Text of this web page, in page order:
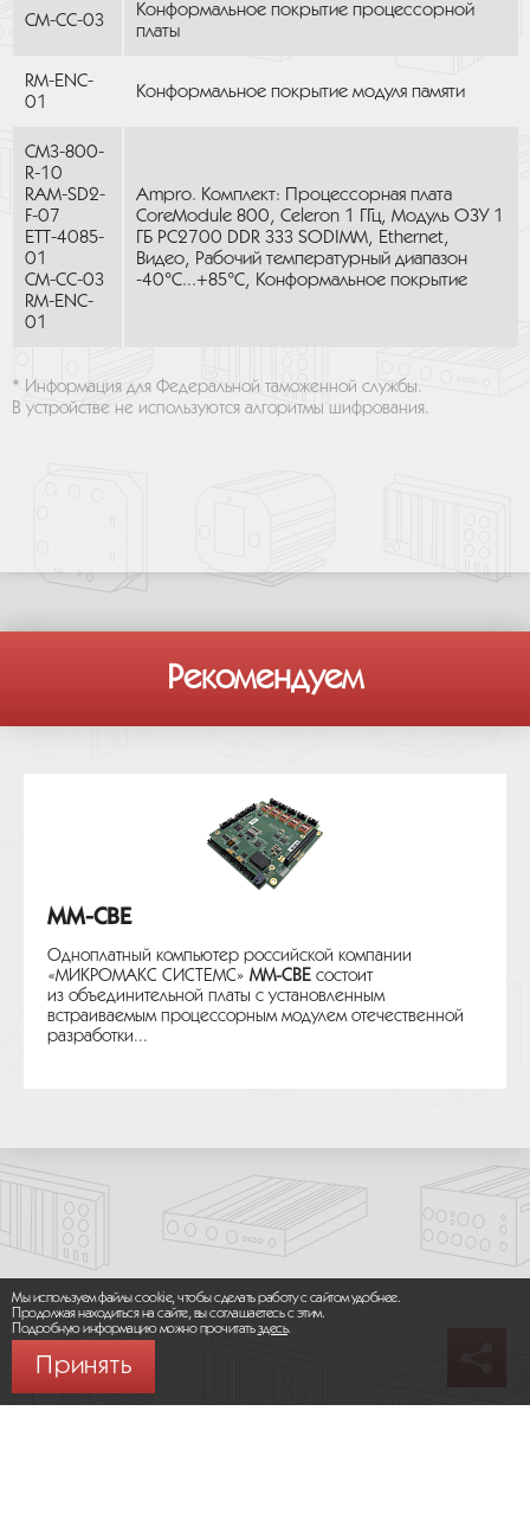
CM-CC-03
Конформальное покрытие процессорной
платы
RM-ENC-
01
Конформальное покрытие модуля памяти
CM3-800-
R-10
RAM-SD2-
F-07
ETT-4085-
01
CM-CC-03
RM-ENC-
01
Ampro. Комплект: Процессорная плата
CoreModule 800, Celeron 1 ГГц, Модуль ОЗУ 1
ГБ PC2700 DDR 333 SODIMM, Ethernet,
Видео, Рабочий температурный диапазон
-40°С...+85°С, Конформальное покрытие
* Информация для Федеральной таможенной службы.
В устройстве не используются алгоритмы шифрования.
Рекомендуем
MM-CBE
Одноплатный компьютер российской компании
«МИКРОМАКС СИСТЕМС» MM-CBE состоит
из объединительной платы с установленным
встраиваемым процессорным модулем отечественной
разработки...
Мы используем файлы cookie, чтобы сделать работу с сайтом удобнее.
Продолжая находиться на сайте, вы соглашаетесь с этим.
Подробную информацию можно прочитатьздесь.
Принять